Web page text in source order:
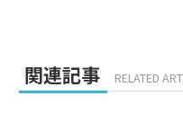
関連記事 RELATED